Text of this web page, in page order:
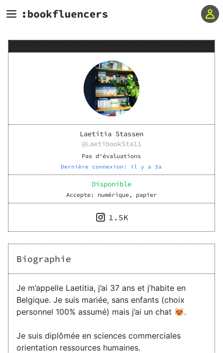
Biographie
Je m’appelle Laetitia, j’ai 37 ans et j’habite en
Belgique. Je suis mariée, sans enfants (choix
personnel 100% assumé) mais j’ai un chat 😻.
Je suis diplômée en sciences commerciales
orientation ressources humaines.
Laetitia Stassen
@LaetibookSta11
Pas d'évaluations
Dernière connexion: il y a 3a
Disponible
Accepte: numérique, papier
1.5K